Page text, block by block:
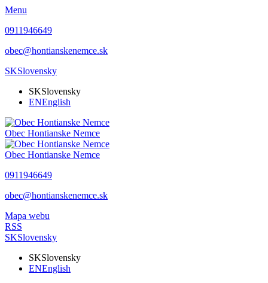
Menu
0911946649
obec@hontianskenemce.sk
SKSlovensky
SKSlovensky
ENEnglish
Obec Hontianske Nemce
Obec Hontianske Nemce
0911946649
obec@hontianskenemce.sk
Mapa webu
RSS
SKSlovensky
SKSlovensky
ENEnglish